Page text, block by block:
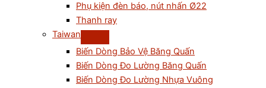
Phụ kiện đèn báo, nút nhấn Ø22
Thanh ray
Taiwan
Biến Dòng Bảo Vệ Băng Quấn
Biến Dòng Đo Lường Băng Quấn
Biến Dòng Đo Lường Nhựa Vuông